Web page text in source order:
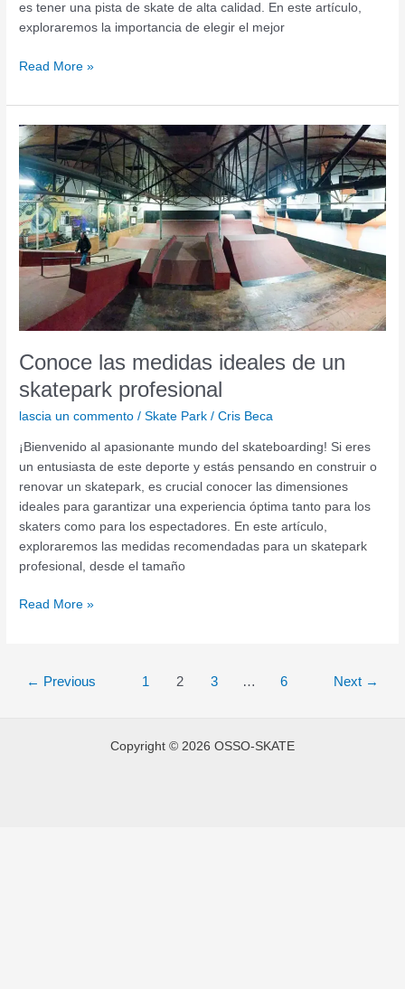
es tener una pista de skate de alta calidad. En este artículo,
exploraremos la importancia de elegir el mejor
Read More »
Conoce las medidas ideales de un
skatepark profesional
lascia un commento /Skate Park /Cris Beca
¡Bienvenido al apasionante mundo del skateboarding! Si eres
un entusiasta de este deporte y estás pensando en construir o
renovar un skatepark, es crucial conocer las dimensiones
ideales para garantizar una experiencia óptima tanto para los
skaters como para los espectadores. En este artículo,
exploraremos las medidas recomendadas para un skatepark
profesional, desde el tamaño
Conoce
las
medidas
ideales
de
un
skatepark
profesional
Read More »
← Previous 1 2 3 … 6 Next →
Copyright © 2026 OSSO-SKATE